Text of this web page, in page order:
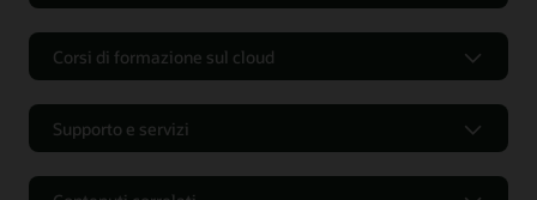
Corsi di formazione sul cloud
Supporto e servizi